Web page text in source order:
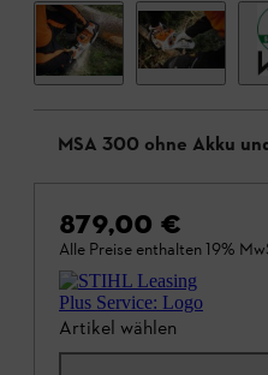
MSA 300 ohne Akku
879,00 €
Alle Preise enthalten 19%
Artikel wählen